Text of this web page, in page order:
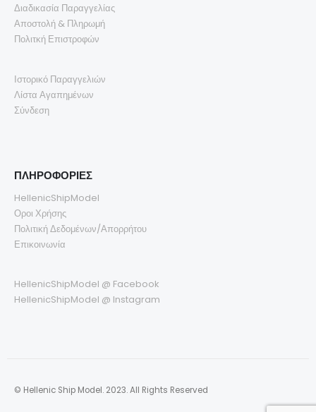
Διαδικασία Παραγγελίας
Αποστολή & Πληρωμή
Πολιτκή Επιστροφών
Ιστορικό Παραγγελιών
Λίστα Αγαπημένων
Σύνδεση
ΠΛΗΡΟΦΟΡΙΕΣ
HellenicShipModel
Οροι Χρήσης
Πολιτική Δεδομένων/Απορρήτου
Επικοινωνία
HellenicShipModel @ Facebook
HellenicShipModel @ Instagram
© Hellenic Ship Model. 2023. All Rights Reserved